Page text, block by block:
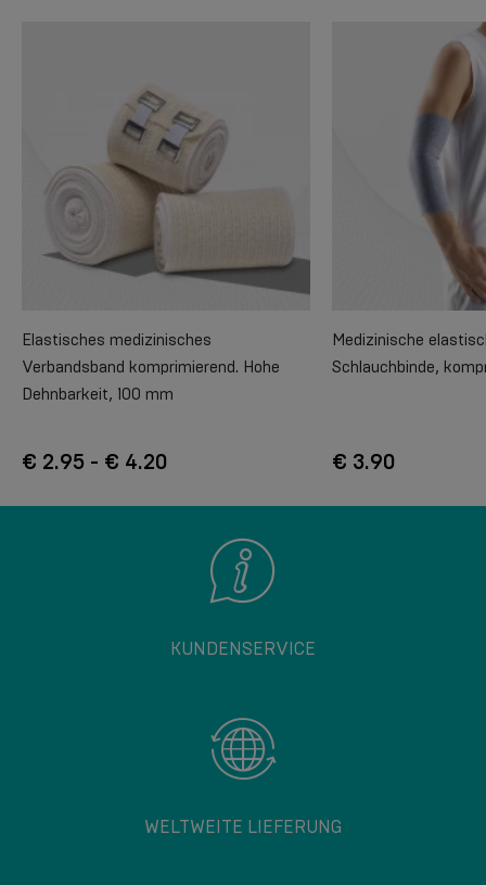
Elastisches medizinisches
Verbandsband komprimierend. Hohe
Dehnbarkeit, 100 mm
€ 2.95 - € 4.20
Medizinische
Schlauchbinde,
€ 3.90
KUNDENSERVICE
WELTWEITE LIEFERUNG